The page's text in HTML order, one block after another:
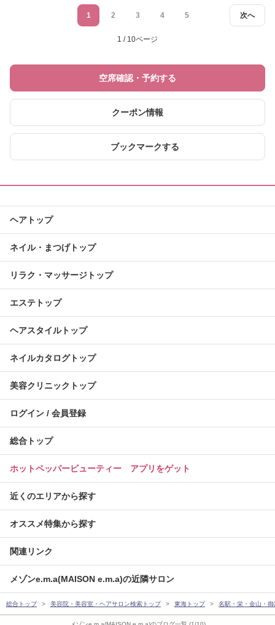
次へ
1 2 3 4 5
1 / 10ページ
空席確認・予約する
クーポン情報
ブックマークする
ヘアトップ
ネイル・まつげトップ
リラク・マッサージトップ
エステトップ
ヘアスタイルトップ
ネイルカタログトップ
美容クリニックトップ
ログイン / 会員登録
総合トップ
ホットペッパービューティー アプリをゲット
近くのエリアから探す
オススメ特集から探す
関連リンク
メゾンe.m.a(MAISON e.m.a)の近隣サロン
総合トップ 美容院・美容室・ヘアサロン検索トップ 東海トップ 名駅・栄・金山・